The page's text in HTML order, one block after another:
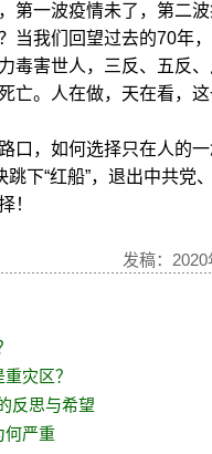
第一波疫情未了，第二
当我们回望过去的70年
毒害世人，三反、五反
亡。人在做，天在看，
口，如何选择只在人的
跳下“红船”，退出中共党
！
发稿：2020
灾区？
反思与希望
何严重